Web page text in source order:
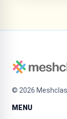
© 2026
MENU